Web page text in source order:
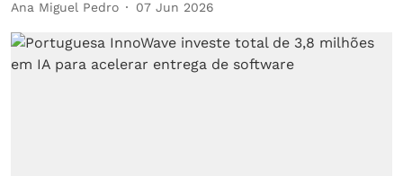
Ana Miguel Pedro 07 Jun 2026